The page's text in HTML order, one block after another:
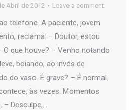
Abril de 2012 Leave a comment
telefone. A paciente, jovem
reclama: – Doutor, estou
que houve? – Venho notando
boiando, ao invés de
do vaso. É grave? – É normal.
às vezes. Momentos
– Desculpe,…